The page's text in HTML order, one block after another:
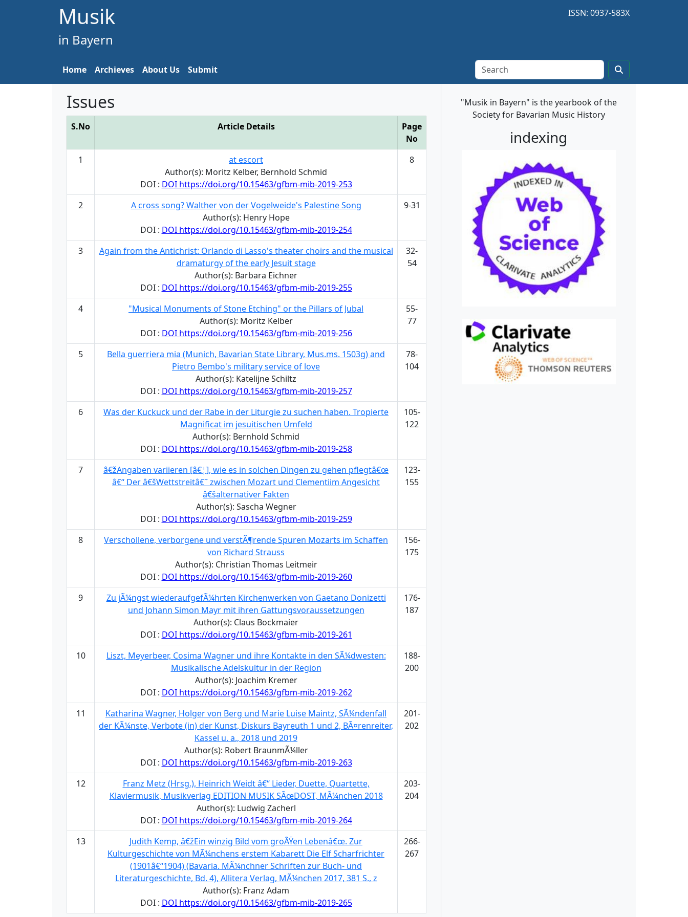
Musik
in Bayern
ISSN: 0937-583X
Home Archieves About Us Submit
Issues
S.No Article Details
Page
No
1
at escort
Author(s): Moritz Kelber, Bernhold Schmid
DOI : DOI https://doi.org/10.15463/gfbm-mib-2019-253
8
2
A cross song? Walther von der Vogelweide's Palestine Song
Author(s): Henry Hope
DOI : DOI https://doi.org/10.15463/gfbm-mib-2019-254
9-31
3
Again from the Antichrist: Orlando di Lasso's theater choirs and the musical
dramaturgy of the early Jesuit stage
Author(s): Barbara Eichner
DOI : DOI https://doi.org/10.15463/gfbm-mib-2019-255
32-
54
4
"Musical Monuments of Stone Etching" or the Pillars of Jubal
Author(s): Moritz Kelber
DOI : DOI https://doi.org/10.15463/gfbm-mib-2019-256
55-
77
5
Bella guerriera mia (Munich, Bavarian State Library, Mus.ms. 1503g) and
Pietro Bembo's military service of love
Author(s): Katelijne Schiltz
DOI : DOI https://doi.org/10.15463/gfbm-mib-2019-257
78-
104
6
Was der Kuckuck und der Rabe in der Liturgie zu suchen haben. Tropierte
Magnificat im jesuitischen Umfeld
Author(s): Bernhold Schmid
DOI : DOI https://doi.org/10.15463/gfbm-mib-2019-258
105-
122
7
â€žAngaben variieren [â€¦], wie es in solchen Dingen zu gehen pflegtâ€œ
â€“ Der â€šWettstreitâ€˜ zwischen Mozart und Clementiim Angesicht
â€šalternativer Fakten
Author(s): Sascha Wegner
DOI : DOI https://doi.org/10.15463/gfbm-mib-2019-259
123-
155
8
Verschollene, verborgene und verstÃ¶rende Spuren Mozarts im Schaffen
von Richard Strauss
Author(s): Christian Thomas Leitmeir
DOI : DOI https://doi.org/10.15463/gfbm-mib-2019-260
156-
175
9
Zu jÃ¼ngst wiederaufgefÃ¼hrten Kirchenwerken von Gaetano Donizetti
und Johann Simon Mayr mit ihren Gattungsvoraussetzungen
Author(s): Claus Bockmaier
DOI : DOI https://doi.org/10.15463/gfbm-mib-2019-261
176-
187
10
Liszt, Meyerbeer, Cosima Wagner und ihre Kontakte in den SÃ¼dwesten:
Musikalische Adelskultur in der Region
Author(s): Joachim Kremer
DOI : DOI https://doi.org/10.15463/gfbm-mib-2019-262
188-
200
11
Katharina Wagner, Holger von Berg und Marie Luise Maintz, SÃ¼ndenfall
der KÃ¼nste, Verbote (in) der Kunst, Diskurs Bayreuth 1 und 2, BÃ¤renreiter,
Kassel u. a., 2018 und 2019
Author(s): Robert BraunmÃ¼ller
DOI : DOI https://doi.org/10.15463/gfbm-mib-2019-263
201-
202
12
Franz Metz (Hrsg.), Heinrich Weidt â€“ Lieder, Duette, Quartette,
Klaviermusik, Musikverlag EDITION MUSIK SÃœDOST, MÃ¼nchen 2018
Author(s): Ludwig Zacherl
DOI : DOI https://doi.org/10.15463/gfbm-mib-2019-264
203-
204
13
Judith Kemp, â€žEin winzig Bild vom groÃŸen Lebenâ€œ. Zur
Kulturgeschichte von MÃ¼nchens erstem Kabarett Die Elf Scharfrichter
(1901â€“1904) (Bavaria. MÃ¼nchner Schriften zur Buch- und
Literaturgeschichte, Bd. 4), Allitera Verlag, MÃ¼nchen 2017, 381 S., z
Author(s): Franz Adam
DOI : DOI https://doi.org/10.15463/gfbm-mib-2019-265
266-
267
"Musik in Bayern" is the yearbook of the
Society for Bavarian Music History
indexing